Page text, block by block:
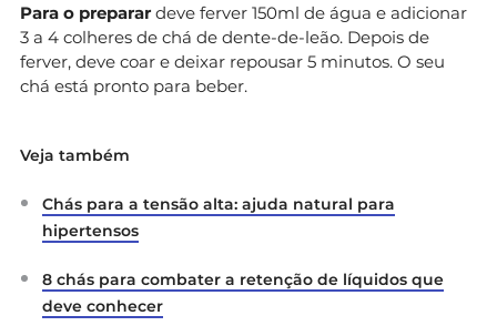
Para o preparar deve ferver 150ml de água e adicionar
3 a 4 colheres de chá de dente-de-leão. Depois de
ferver, deve coar e deixar repousar 5 minutos. O seu
chá está pronto para beber.
Veja também
Chás para a tensão alta: ajuda natural para
hipertensos
8 chás para combater a retenção de líquidos que
deve conhecer